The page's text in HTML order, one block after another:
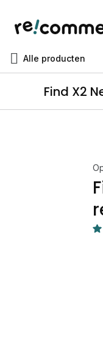
Alle producten
Find X2